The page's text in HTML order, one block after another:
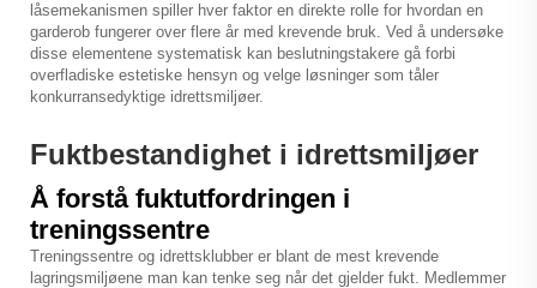
låsemekanismen spiller hver faktor en direkte rolle for hvordan en
garderob fungerer over flere år med krevende bruk. Ved å undersøke
disse elementene systematisk kan beslutningstakere gå forbi
overfladiske estetiske hensyn og velge løsninger som tåler
konkurransedyktige idrettsmiljøer.
Fuktbestandighet i idrettsmiljøer
Å forstå fuktutfordringen i
treningssentre
Treningssentre og idrettsklubber er blant de mest krevende
lagringsmiljøene man kan tenke seg når det gjelder fukt. Medlemmer